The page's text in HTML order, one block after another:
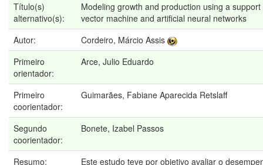
Título(s)
alternativo(s):
Modeling growth and production using a support
vector machine and artificial neural networks
Autor:
Cordeiro, Márcio Assis
Primeiro
orientador:
Arce, Julio Eduardo
Primeiro
coorientador:
Guimarães, Fabiane Aparecida Retslaff
Segundo
coorientador:
Bonete, Izabel Passos
Resumo:
Este estudo teve por objetivo avaliar o